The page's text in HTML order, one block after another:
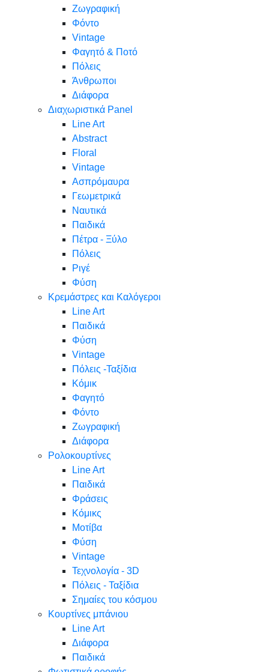
Ζωγραφική
Φόντο
Vintage
Φαγητό & Ποτό
Πόλεις
Άνθρωποι
Διάφορα
Διαχωριστικά Panel
Line Art
Abstract
Floral
Vintage
Ασπρόμαυρα
Γεωμετρικά
Ναυτικά
Παιδικά
Πέτρα - Ξύλο
Πόλεις
Ριγέ
Φύση
Κρεμάστρες και Καλόγεροι
Line Art
Παιδικά
Φύση
Vintage
Πόλεις -Ταξίδια
Κόμικ
Φαγητό
Φόντο
Ζωγραφική
Διάφορα
Ρολοκουρτίνες
Line Art
Παιδικά
Φράσεις
Κόμικς
Μοτίβα
Φύση
Vintage
Τεχνολογία - 3D
Πόλεις - Ταξίδια
Σημαίες του κόσμου
Κουρτίνες μπάνιου
Line Art
Διάφορα
Παιδικά